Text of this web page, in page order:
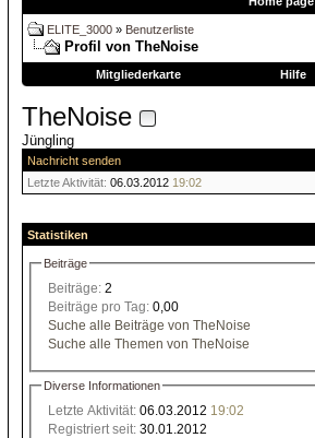
ELITE_3000 » Benutzerliste
Profil von TheNoise
Mitgliederkarte Hilfe
TheNoise
Jüngling
Nachricht senden
Letzte Aktivität: 06.03.2012 19:02
Statistiken
Beiträge
Beiträge: 2
Beiträge pro Tag: 0,00
Suche alle Beiträge von TheNoise
Suche alle Themen von TheNoise
Diverse Informationen
Letzte Aktivität: 06.03.2012 19:02
Registriert seit: 30.01.2012